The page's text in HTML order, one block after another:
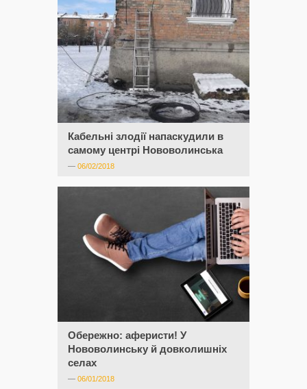
Кабельні злодії напаскудили в
самому центрі Нововолинська
— 06/02/2018
Обережно: аферисти! У
Нововолинську й довколишніх
селах
— 06/01/2018